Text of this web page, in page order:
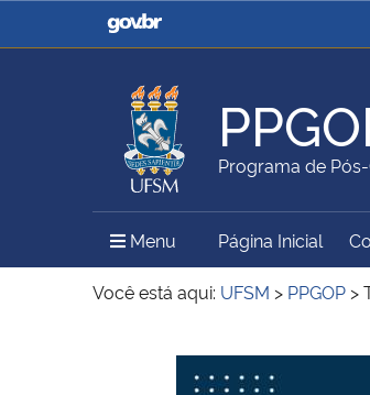
Casa Civil
Ministério da Agricultura,
Pecuária e Abastecimento
Ministério do Meio Ambiente
Secretaria de Governo
Programa de
Menu Menu Principal do Sítio
Página Inicial
Você está aqui: UFSM > PPGOP >